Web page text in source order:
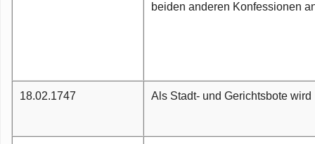
beiden anderen Konfessionen
18.02.1747 Als Stadt- und Gerichtsbote